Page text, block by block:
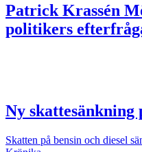
Patrick Krassén
politikers
Ny skattesänkning
Skatten på bensin och diesel